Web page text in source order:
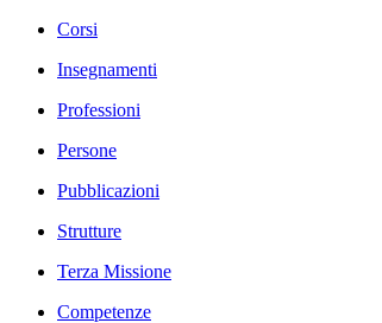
Corsi
Insegnamenti
Professioni
Persone
Pubblicazioni
Strutture
Terza Missione
Competenze